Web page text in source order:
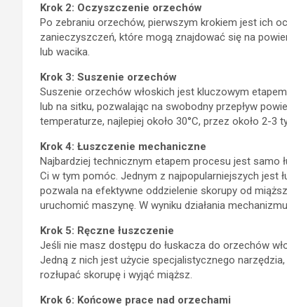
Krok 2: Oczyszczenie orzechów
Po zebraniu orzechów, pierwszym krokiem jest ich
zanieczyszczeń, które mogą znajdować się na
lub wacika.
Krok 3: Suszenie orzechów
Suszenie orzechów włoskich jest kluczowym
lub na sitku, pozwalając na swobodny przepływ
temperaturze, najlepiej około 30°C, przez około 2-3
Krok 4: Łuszczenie mechaniczne
Najbardziej technicznym etapem procesu jest samo
Ci w tym pomóc. Jednym z najpopularniejszych jest
pozwala na efektywne oddzielenie skorupy od
uruchomić maszynę. W wyniku działania
Krok 5: Ręczne łuszczenie
Jeśli nie masz dostępu do łuskacza do orzechów
Jedną z nich jest użycie specjalistycznego
rozłupać skorupę i wyjąć miąższ.
Krok 6: Końcowe prace nad orzechami